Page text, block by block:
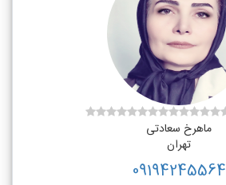
ماهرخ سعادتی
تهران
09194245564